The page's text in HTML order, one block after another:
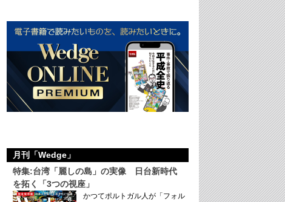
月刊「Wedge」
特集:台湾「麗しの島」の実像 日台新時代
を拓く「3つの視座」
かつてポルトガル人が「フォル